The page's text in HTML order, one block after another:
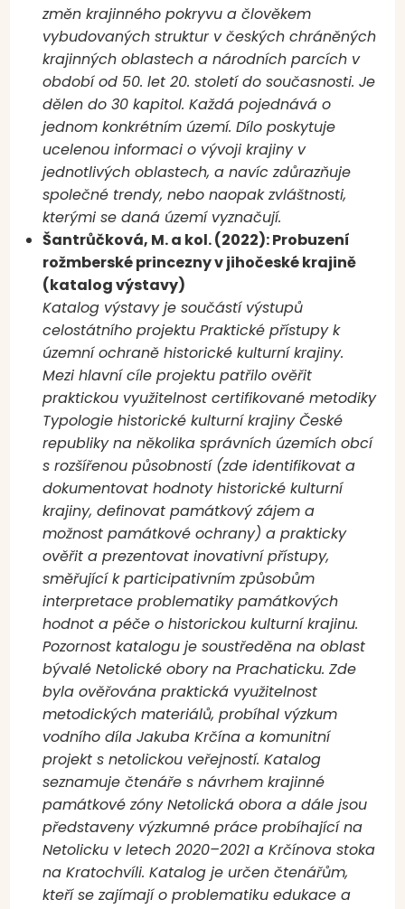
změn krajinného pokryvu a člověkem
vybudovaných struktur v českých chráněných
krajinných oblastech a národních parcích v
období od 50. let 20. století do současnosti. Je
dělen do 30 kapitol. Každá pojednává o
jednom konkrétním území. Dílo poskytuje
ucelenou informaci o vývoji krajiny v
jednotlivých oblastech, a navíc zdůrazňuje
společné trendy, nebo naopak zvláštnosti,
kterými se daná území vyznačují.
Šantrůčková, M. a kol. (2022): Probuzení
rožmberské princezny v jihočeské krajině
(katalog výstavy)
Katalog výstavy je součástí výstupů
celostátního projektu Praktické přístupy k
územní ochraně historické kulturní krajiny.
Mezi hlavní cíle projektu patřilo ověřit
praktickou využitelnost certifikované metodiky
Typologie historické kulturní krajiny České
republiky na několika správních územích obcí
s rozšířenou působností (zde identifikovat a
dokumentovat hodnoty historické kulturní
krajiny, definovat památkový zájem a
možnost památkové ochrany) a prakticky
ověřit a prezentovat inovativní přístupy,
směřující k participativním způsobům
interpretace problematiky památkových
hodnot a péče o historickou kulturní krajinu.
Pozornost katalogu je soustředěna na oblast
bývalé Netolické obory na Prachaticku. Zde
byla ověřována praktická využitelnost
metodických materiálů, probíhal výzkum
vodního díla Jakuba Krčína a komunitní
projekt s netolickou veřejností. Katalog
seznamuje čtenáře s návrhem krajinné
památkové zóny Netolická obora a dále jsou
představeny výzkumné práce probíhající na
Netolicku v letech 2020–2021 a Krčínova stoka
na Kratochvíli. Katalog je určen čtenářům,
kteří se zajímají o problematiku edukace a